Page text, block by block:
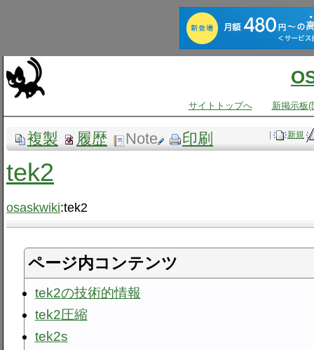
サイトトップへ 新掲示板(
| 新規
複製 履歴 Note 印刷
tek2
osaskwiki:tek2
ページ内コンテンツ
tek2の技術的情報
tek2圧縮
tek2s